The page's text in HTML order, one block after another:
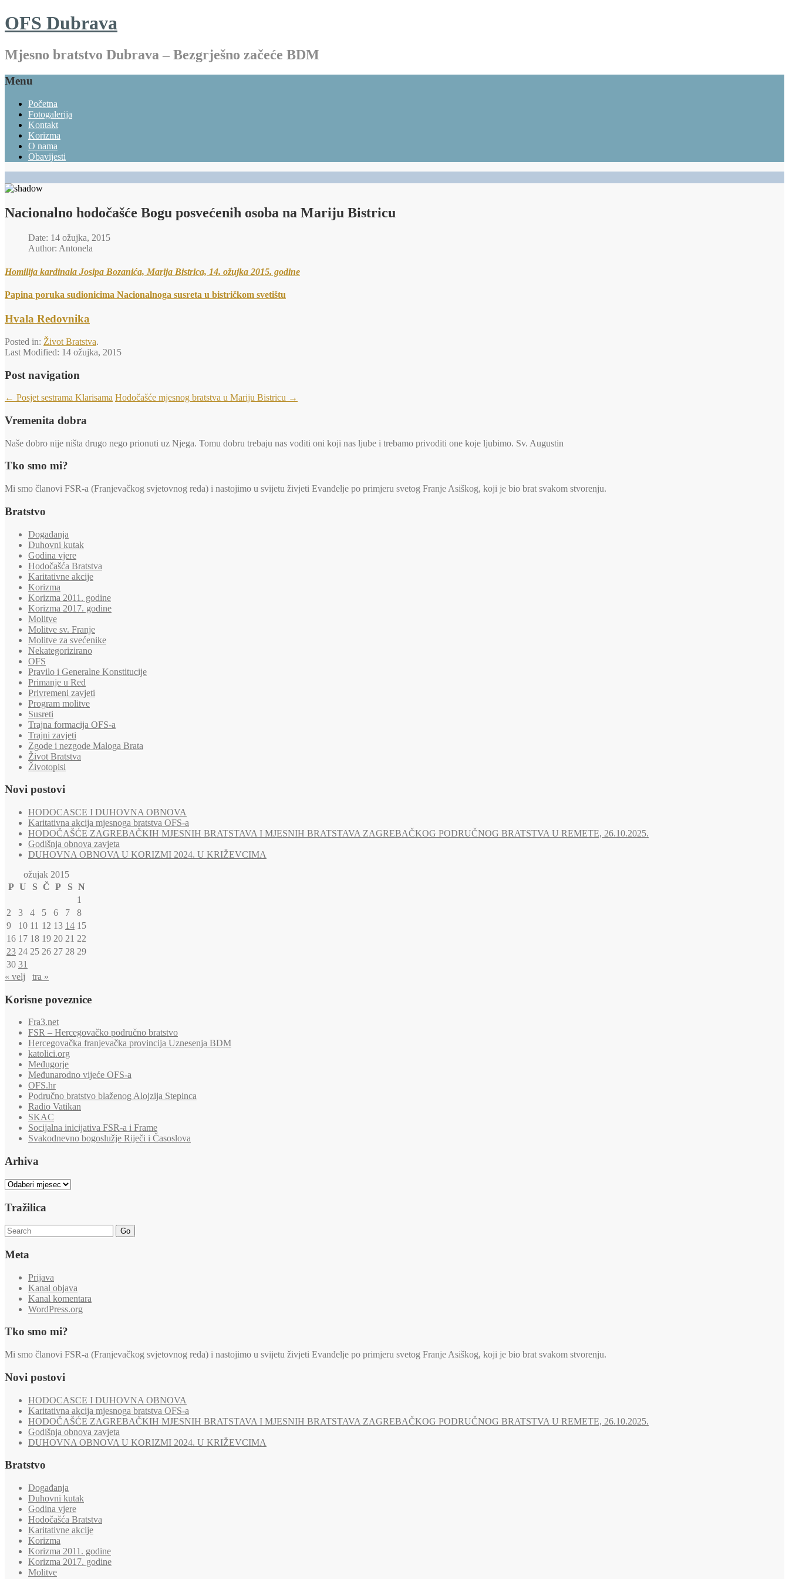
OFS Dubrava
Mjesno bratstvo Dubrava – Bezgrješno začeće BDM
Menu
Početna
Fotogalerija
Kontakt
Korizma
O nama
Obavijesti
Nacionalno hodočašće Bogu posvećenih osoba na Mariju Bistricu
Date: 14 ožujka, 2015
Author: Antonela
Homilija kardinala Josipa Bozanića, Marija Bistrica, 14. ožujka 2015. godine
Papina poruka sudionicima Nacionalnoga susreta u bistričkom svetištu
Hvala Redovnika
Posted in: Život Bratstva.
Last Modified: 14 ožujka, 2015
Post navigation
← Posjet sestrama Klarisama Hodočašće mjesnog bratstva u Mariju Bistricu →
Vremenita dobra
Naše dobro nije ništa drugo nego prionuti uz Njega. Tomu dobru trebaju nas voditi oni koji nas ljube i trebamo privoditi one koje ljubimo. Sv. Augustin
Tko smo mi?
Mi smo članovi FSR-a (Franjevačkog svjetovnog reda) i nastojimo u svijetu živjeti Evanđelje po primjeru svetog Franje Asiškog, koji je bio brat svakom stvorenju.
Bratstvo
Događanja
Duhovni kutak
Godina vjere
Hodočašća Bratstva
Karitativne akcije
Korizma
Korizma 2011. godine
Korizma 2017. godine
Molitve
Molitve sv. Franje
Molitve za svećenike
Nekategorizirano
OFS
Pravilo i Generalne Konstitucije
Primanje u Red
Privremeni zavjeti
Program molitve
Susreti
Trajna formacija OFS-a
Trajni zavjeti
Zgode i nezgode Maloga Brata
Život Bratstva
Životopisi
Novi postovi
HODOCASCE I DUHOVNA OBNOVA
Karitativna akcija mjesnoga bratstva OFS-a
HODOČAŠĆE ZAGREBAČKIH MJESNIH BRATSTAVA I MJESNIH BRATSTAVA ZAGREBAČKOG PODRUČNOG BRATSTVA U REMETE, 26.10.2025.
Godišnja obnova zavjeta
DUHOVNA OBNOVA U KORIZMI 2024. U KRIŽEVCIMA
ožujak 2015
P U S Č P S N
1
2
3 4 5 6 7
8
9
10 11 12 13 14 15
16 17 18 19 20 21 22
23 24 25 26 27 28 29
30 31
« velj
tra »
Korisne poveznice
Fra3.net
FSR – Hercegovačko područno bratstvo
Hercegovačka franjevačka provincija Uznesenja BDM
katolici.org
Međugorje
Međunarodno vijeće OFS-a
OFS.hr
Područno bratstvo blaženog Alojzija Stepinca
Radio Vatikan
SKAC
Socijalna inicijativa FSR-a i Frame
Svakodnevno bogoslužje Riječi i Časoslova
Arhiva
Arhiva
Tražilica
Go
Meta
Prijava
Kanal objava
Kanal komentara
WordPress.org
Tko smo mi?
Mi smo članovi FSR-a (Franjevačkog svjetovnog reda) i nastojimo u svijetu živjeti Evanđelje po primjeru svetog Franje Asiškog, koji je bio brat svakom stvorenju.
Novi postovi
HODOCASCE I DUHOVNA OBNOVA
Karitativna akcija mjesnoga bratstva OFS-a
HODOČAŠĆE ZAGREBAČKIH MJESNIH BRATSTAVA I MJESNIH BRATSTAVA ZAGREBAČKOG PODRUČNOG BRATSTVA U REMETE, 26.10.2025.
Godišnja obnova zavjeta
DUHOVNA OBNOVA U KORIZMI 2024. U KRIŽEVCIMA
Bratstvo
Događanja
Duhovni kutak
Godina vjere
Hodočašća Bratstva
Karitativne akcije
Korizma
Korizma 2011. godine
Korizma 2017. godine
Molitve